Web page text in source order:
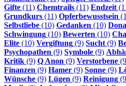
Gifte (11) Chemtrails (11) Endzeit
Grundkurs (11) Opferbewusstsein
Selbstliebe (10) Gedanken (10)
Schwingung (10) Bewerten (10)
Elite (10) Vergiftung (9) Sucht(9)
Psychopathen (9) Symbole (9)
Kritik (9) Q Anon (9) Verstorbene
Finanzen (9) Hamer (9) Sonne (9)
Wünsche (9) Lügen (9) Reinigung